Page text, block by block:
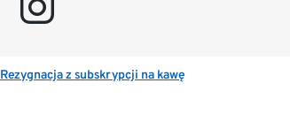
Rezygnacja z subskrypcji na kawę